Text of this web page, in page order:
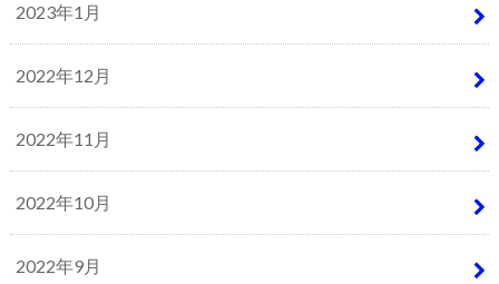
2023年1月
2022年12月
2022年11月
2022年10月
2022年9月